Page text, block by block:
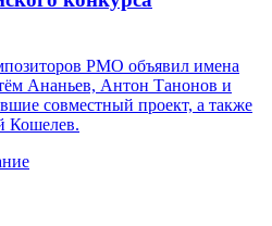
РМО объявил имена
Ананьев, Антон Танонов и
совместный проект, а также
Кошелев.